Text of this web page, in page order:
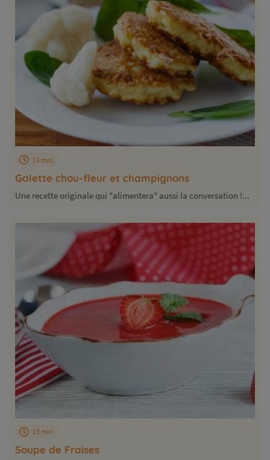
Galette chou-fleur et champignons
15 min
Une recette originale qui "alimentera" aussi la conversation !...
Soupe de Fraises
15 min